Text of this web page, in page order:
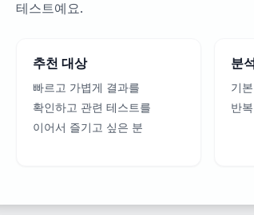
테스트예요.
추천 대상
빠르고 가볍게 결과를
확인하고 관련 테스트를
이어서 즐기고 싶은 분
분
기
반